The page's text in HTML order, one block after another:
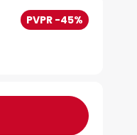
PVPR -45%